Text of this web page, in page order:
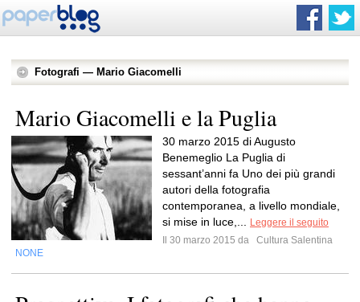
Fotografi — Mario Giacomelli
Mario Giacomelli e la Puglia
30 marzo 2015 di Augusto
Benemeglio La Puglia di
sessant’anni fa Uno dei più grandi
autori della fotografia
contemporanea, a livello mondiale,
si mise in luce,...
Leggere il seguito
Il 30 marzo 2015 da
Cultura Salentina
NONE